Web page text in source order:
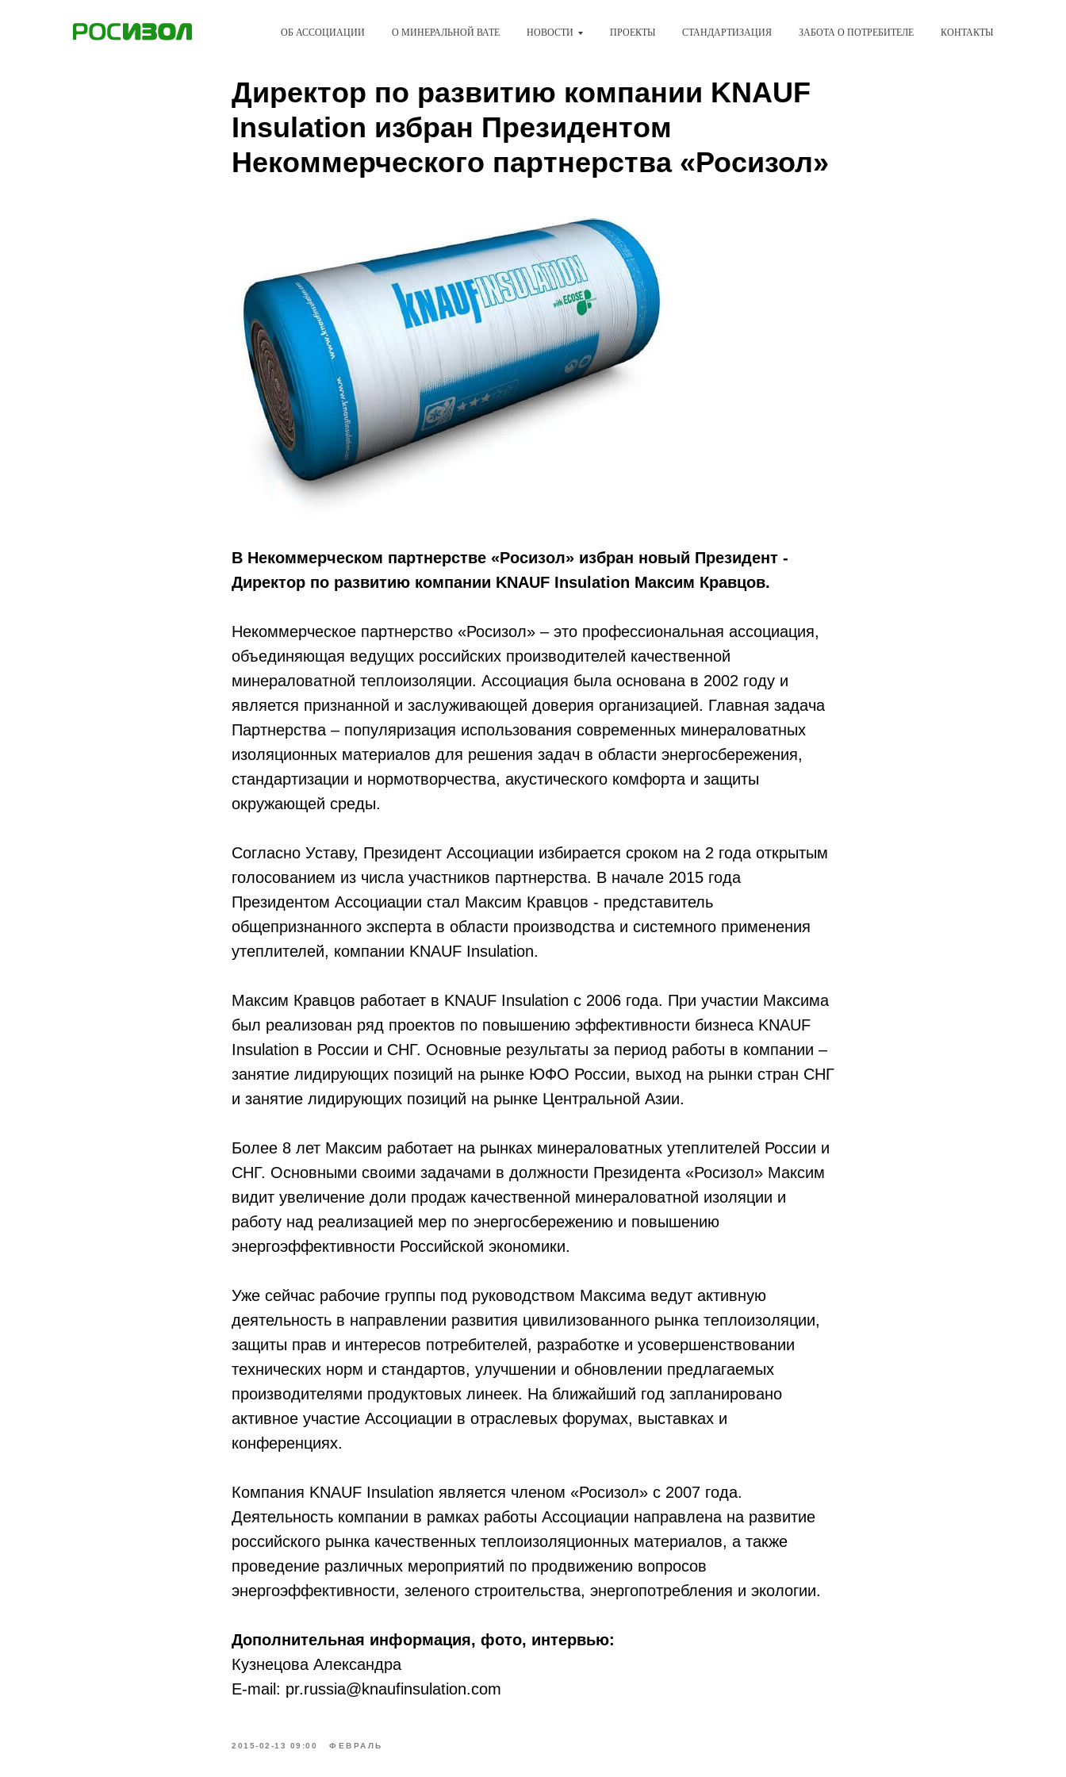
ОБ АССОЦИАЦИИ О МИНЕРАЛЬНОЙ ВАТЕ НОВОСТИ ПРОЕКТЫ СТАНДАРТИЗАЦИЯ ЗАБОТА О ПОТРЕБИТЕЛЕ КОНТАКТЫ
Директор по развитию компании KNAUF
Insulation избран Президентом
Некоммерческого партнерства «Росизол»
В Некоммерческом партнерстве «Росизол» избран новый Президент -
Директор по развитию компании KNAUF Insulation Максим Кравцов.
Некоммерческое партнерство «Росизол» – это профессиональная ассоциация,
объединяющая ведущих российских производителей качественной
минераловатной теплоизоляции. Ассоциация была основана в 2002 году и
является признанной и заслуживающей доверия организацией. Главная задача
Партнерства – популяризация использования современных минераловатных
изоляционных материалов для решения задач в области энергосбережения,
стандартизации и нормотворчества, акустического комфорта и защиты
окружающей среды.
Согласно Уставу, Президент Ассоциации избирается сроком на 2 года открытым
голосованием из числа участников партнерства. В начале 2015 года
Президентом Ассоциации стал Максим Кравцов - представитель
общепризнанного эксперта в области производства и системного применения
утеплителей, компании KNAUF Insulation.
Максим Кравцов работает в KNAUF Insulation c 2006 года. При участии Максима
был реализован ряд проектов по повышению эффективности бизнеса KNAUF
Insulation в России и СНГ. Основные результаты за период работы в компании –
занятие лидирующих позиций на рынке ЮФО России, выход на рынки стран СНГ
и занятие лидирующих позиций на рынке Центральной Азии.
Более 8 лет Максим работает на рынках минераловатных утеплителей России и
СНГ. Основными своими задачами в должности Президента «Росизол» Максим
видит увеличение доли продаж качественной минераловатной изоляции и
работу над реализацией мер по энергосбережению и повышению
энергоэффективности Российской экономики.
Уже сейчас рабочие группы под руководством Максима ведут активную
деятельность в направлении развития цивилизованного рынка теплоизоляции,
защиты прав и интересов потребителей, разработке и усовершенствовании
технических норм и стандартов, улучшении и обновлении предлагаемых
производителями продуктовых линеек. На ближайший год запланировано
активное участие Ассоциации в отраслевых форумах, выставках и
конференциях.
Компания KNAUF Insulation является членом «Росизол» с 2007 года.
Деятельность компании в рамках работы Ассоциации направлена на развитие
российского рынка качественных теплоизоляционных материалов, а также
проведение различных мероприятий по продвижению вопросов
энергоэффективности, зеленого строительства, энергопотребления и экологии.
Дополнительная информация, фото, интервью:
Кузнецова Александра
E-mail: pr.russia@knaufinsulation.com
2015-02-13 09:00 ФЕВРАЛЬ